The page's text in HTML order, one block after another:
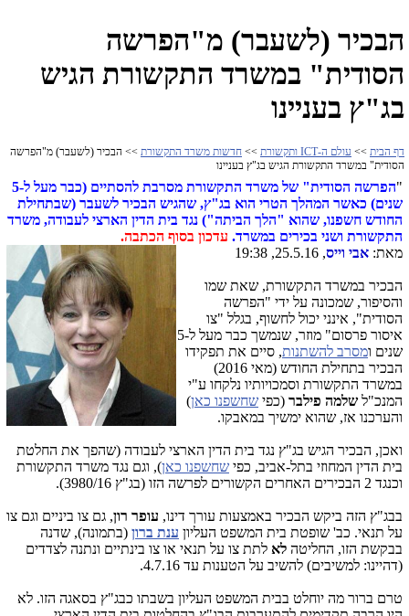
הבכיר (לשעבר) מ"הפרשה
הסודית" במשרד התקשורת הגיש
בג"ץ בעניינו
דף הבית >> עולם ה-ICT ותקשורת >> חדשות משרד התקשורת >> הבכיר (לשעבר) מ"הפרשה
הסודית" במשרד התקשורת הגיש בג"ץ בעניינו
"
הפרשה הסודית" של משרד התקשורת מסרבת להסתיים (כבר מעל ל-5
שנים) כאשר המהלך הטרי הוא בג"ץ, שהגיש הבכיר לשעבר (שבתחילת
החודש חשפנו, שהוא "הלך הביתה") נגד בית הדין הארצי לעבודה, משרד
התקשורת ושני בכירים במשרד. עדכון בסוף הכתבה.
מאת: אבי וייס, 25.5.16, 19:38
הבכיר במשרד התקשורת, שאת שמו
והסיפור, שמכונה על ידי "הפרשה
הסודית", אינני יכול לחשוף, בגלל "צו
איסור פרסום" מוזר, שנמשך כבר מעל ל-5
שנים ומסרב להשתנות, סיים את תפקידו
הבכיר בתחילת החודש (מאי 2016)
במשרד התקשורת וסמכויותיו נלקחו ע"י
המנכ"ל שלמה פילבר (כפי שחשפנו כאן)
והערכנו אז, שהוא ימשיך במאבקו.
ואכן, הבכיר הגיש בג"ץ נגד בית הדין הארצי לעבודה (שהפך את החלטת
בית הדין המחוזי בתל-אביב, כפי שחשפנו כאן), וגם נגד משרד התקשורת
וכנגד 2 הבכירים האחרים הקשורים לפרשה הזו (בג"ץ 3980/16).
בבג"ץ הזה ביקש הבכיר באמצעות עורך דינו, עופר רון, גם צו ביניים וגם צו
על תנאי. כב' שופטת בית המשפט העליון ענת ברון (בתמונה), שדנה
בבקשת הזו, החליטה לא לתת צו על תנאי או צו בינתיים ונתנה לצדדים
(דהיינו: למשיבים) להשיב על הטענות עד 4.7.16.
טרם ברור מה יוחלט בבית המשפט העליון בשבתו כבג"ץ בסאגה הזו. לא